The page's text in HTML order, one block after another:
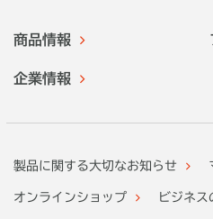
商品情報
企業情報
製品に関する大切なお知らせ
オンラインショップ ビジネス